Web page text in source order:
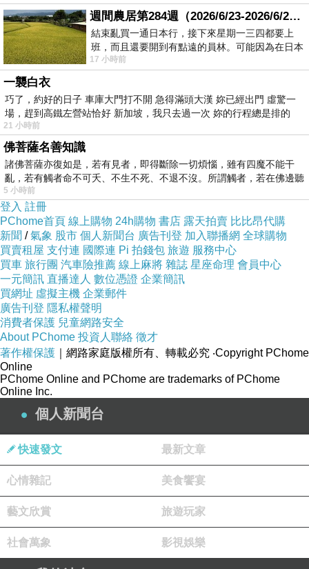
從籃球看兩岸互動，可得出一個心得：大陸市
場，對台灣人才的確有磁吸作用，國人會覺得很
傷感情，但於磨練競爭力卻又是必然之路。演藝
圈不也如此？看台灣一流的哈林、張惠妹在「中
國好聲音」當評審，林志炫在「我是歌手」創歌
唱生涯第二春，台灣與其痛恨大陸的吸力而憤憤
不平，不如自問如何加強實力，才能在世界級的
競爭中取得一席之地。
Zoboo-純棉長袖圓領T恤-美式復古塗鴉飛越密西
根湖
商品網址
https://tw.partner.buy.yahoo.com:443/gd/buy?
mcode=MV92TVFFTzVWMmdNZWZLK1l4cGd
1K3UwUS81Q00ra1YwT2t6MklYVDRlbVVZPQ
==&url=https://tw.buy.yahoo.com/gdsale/gdsale
.asp?gdid=4660166
商品訊息功能:
MIT台灣製商品
週間農居第284週（2026/6/23-2026/6/24) 夏至 金黃稻浪洋溢豐收喜悅
結束亂買一通日本行，接下來星期一三四都要上
班，而且還要開到有點遠的員林。可能因為在日本
花不少錢，星期一出門上班時，心裡沒有一
17 小時前
一襲白衣
巧了，約好的日子 車庫大門打不開 急得滿頭大漢 妳已經出門 虛驚一
場，趕到高鐵左營站恰好 新加坡，我只去過一次 妳的行程總是排的
21 小時前
佛菩薩名善知識
諸佛菩薩亦復如是，若有見者，即得斷除一切煩惱，雖有四魔不能干
亂，若有觸者命不可夭、不生不死、不退不沒。所謂觸者，若在佛邊聽
受
5 小時前
登入 註冊
PChome首頁 線上購物 24h購物 書店 露天拍賣 比比昂代購
新聞 /氣象 股市 個人新聞台 廣告刊登 加入聯播網 全球購物
買賣租屋 支付連 國際連 Pi 拍錢包 旅遊 服務中心
買車 旅行團 汽車險推薦 線上麻將 雜誌 星座命理 會員中心
一元簡訊 直播達人 數位憑證 企業簡訊
買網址 虛擬主機 企業郵件
廣告刊登 隱私權聲明
消費者保護 兒童網路安全
About PChome 投資人聯絡 徵才
著作權保護 ｜網路家庭版權所有、轉載必究 ‧Copyright PChome
Online
PChome Online and PChome are trademarks of PChome
Online Inc.
個人新聞台
快速發文 最新文章
心情雜記 美食饗宴
藝文欣賞 旅遊玩家
社會萬象 影視娛樂